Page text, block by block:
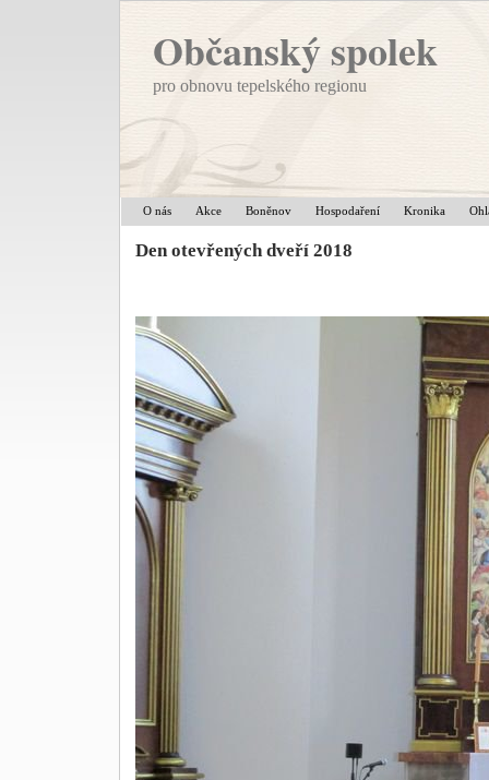
Občanský spolek
pro obnovu tepelského regionu
O nás Akce Boněnov Hospodaření Kronika
Den otevřených dveří 2018